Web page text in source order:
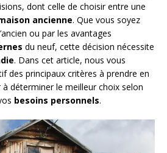
dont celle de choisir entre une
ancienne. Que vous soyez
ou par les avantages
du neuf, cette décision nécessite
. Dans cet article, nous vous
des principaux critères à prendre en
déterminer le meilleur choix selon
besoins personnels.